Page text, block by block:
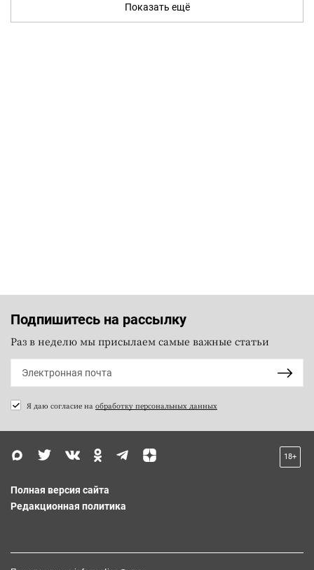
Показать ещё
Подпишитесь на рассылку
Раз в неделю мы присылаем самые важные статьи
Я даю согласие на обработку персональных данных
18+
Полная версия сайта
Редакционная политика